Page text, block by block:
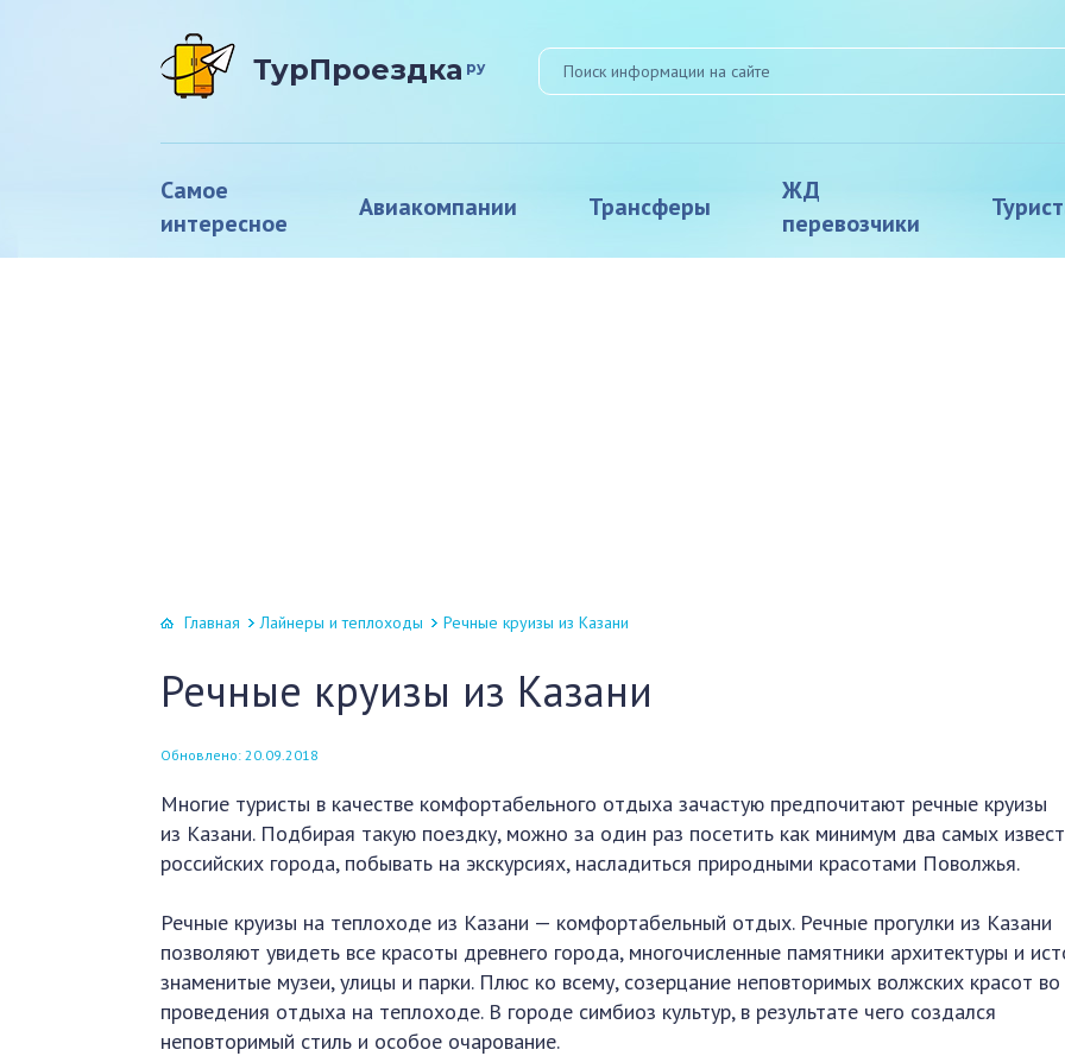
ТурПроездка ру
Самое
интересное
Авиакомпании Трансферы
ЖД
перевозчики
Главная Лайнеры и теплоходы Речные круизы из Казани
Речные круизы из Казани
Обновлено: 20.09.2018
Многие туристы в качестве комфортабельного отдыха зачастую предпочитают речные круизы
из Казани. Подбирая такую поездку, можно за один раз посетить как минимум два самых
российских города, побывать на экскурсиях, насладиться природными красотами Поволжья.
Речные круизы на теплоходе из Казани — комфортабельный отдых. Речные прогулки из Казани
позволяют увидеть все красоты древнего города, многочисленные памятники архитектуры и
знаменитые музеи, улицы и парки. Плюс ко всему, созерцание неповторимых волжских красот
проведения отдыха на теплоходе. В городе симбиоз культур, в результате чего создался
неповторимый стиль и особое очарование.